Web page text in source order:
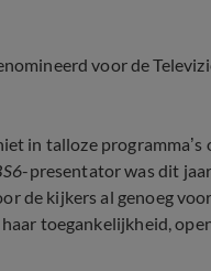
voor de
in talloze
-presentator was dit
de kijkers al genoeg
toegankelijkheid,